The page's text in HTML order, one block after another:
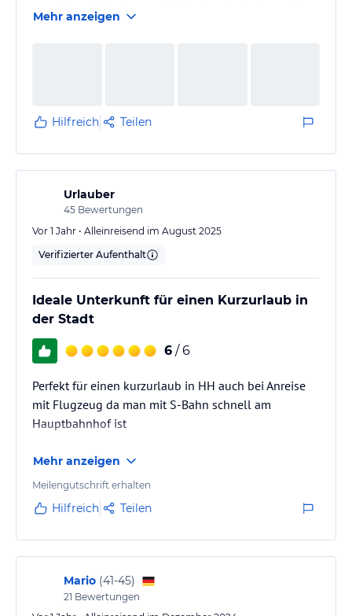
das Bad recht klein ist. Eine richtige Lobby zum Sitzen
Mehr anzeigen
Hilfreich Teilen
Urlauber
45 Bewertungen
Vor 1 Jahr • Alleinreisend im August 2025
Verifizierter Aufenthalt
Ideale Unterkunft für einen Kurzurlaub in
der Stadt
6 / 6
Perfekt für einen kurzurlaub in HH auch bei Anreise
mit Flugzeug da man mit S-Bahn schnell am
Hauptbahnhof ist
Mehr anzeigen
Meilengutschrift erhalten
Hilfreich Teilen
Mario (41-45)
21 Bewertungen